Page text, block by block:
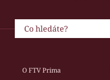
O FTV Prima